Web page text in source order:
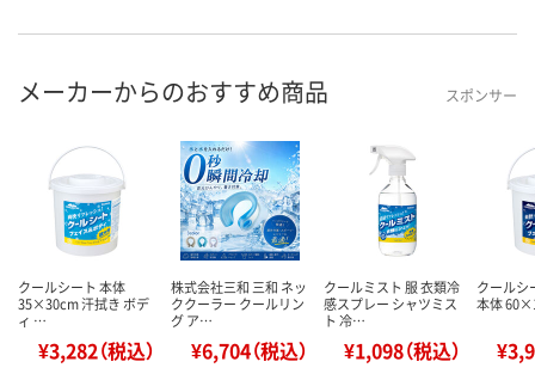
メーカーからのおすすめ商品 スポンサー
クールシート 本体
35×30cm 汗拭き ボデ
ィ …
¥3,282（税込）
株式会社三和 三和 ネッ
ククーラー クールリン
グ ア…
¥6,704（税込）
クールミスト 服 衣類冷
感スプレー シャツミス
ト 冷…
¥1,098（税込）
クールシ
本体